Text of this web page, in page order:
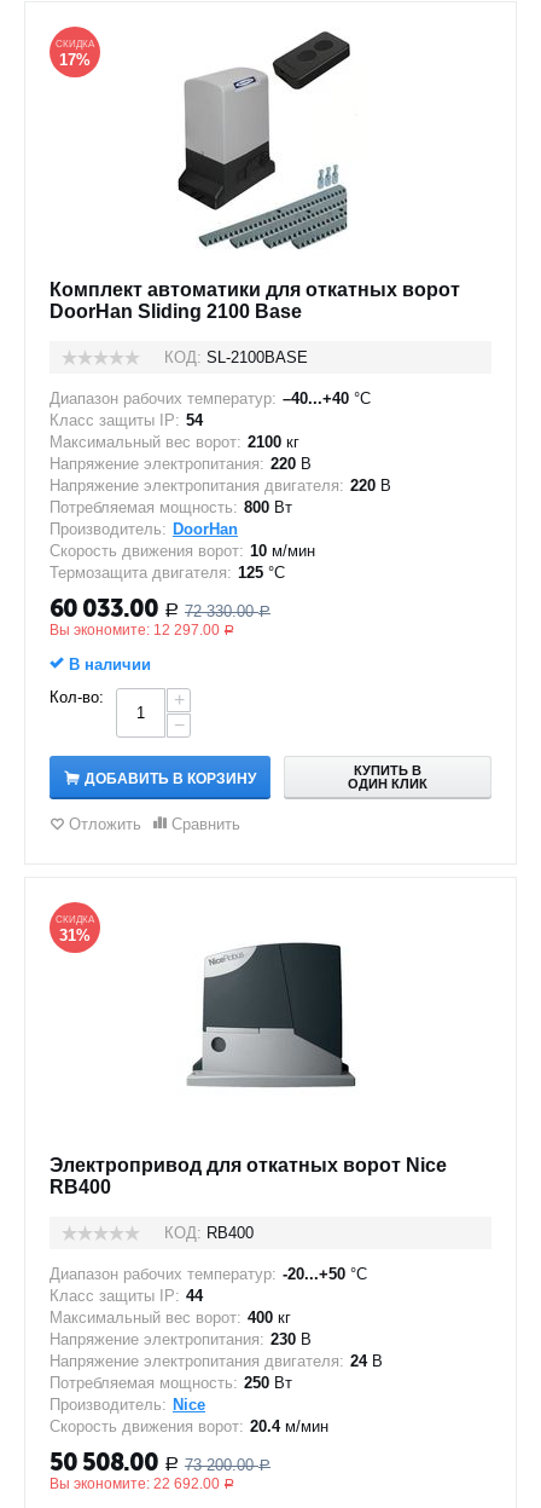
СКИДКА
17%
Комплект автоматики для откатных ворот
DoorHan Sliding 2100 Base
КОД: SL-2100BASE
Диапазон рабочих температур: –40...+40 °C
Класс защиты IP: 54
Максимальный вес ворот: 2100 кг
Напряжение электропитания: 220 В
Напряжение электропитания двигателя: 220 В
Потребляемая мощность: 800 Вт
Производитель: DoorHan
Скорость движения ворот: 10 м/мин
Термозащита двигателя: 125 °C
60 033.00 Р 72 330.00 Р
Вы экономите: 12 297.00 Р
В наличии
Кол-во:
+
−
ДОБАВИТЬ В КОРЗИНУ
КУПИТЬ В
ОДИН КЛИК
Отложить Сравнить
СКИДКА
31%
Электропривод для откатных ворот Nice
RB400
КОД: RB400
Диапазон рабочих температур: -20...+50 °C
Класс защиты IP: 44
Максимальный вес ворот: 400 кг
Напряжение электропитания: 230 В
Напряжение электропитания двигателя: 24В
Потребляемая мощность: 250 Вт
Производитель: Nice
Скорость движения ворот: 20.4м/мин
50 508.00 Р 73 200.00 Р
Вы экономите: 22 692.00 Р